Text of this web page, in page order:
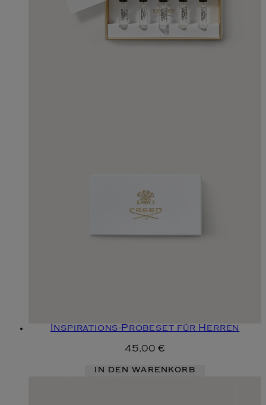
Inspirations-Probeset für Herren
45,00 €
IN DEN WARENKORB